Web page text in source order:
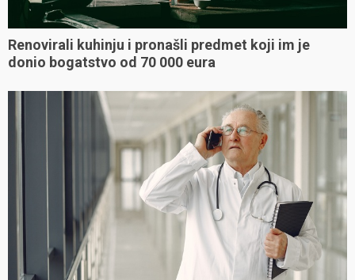
Renovirali kuhinju i pronašli predmet koji im je
donio bogatstvo od 70 000 eura